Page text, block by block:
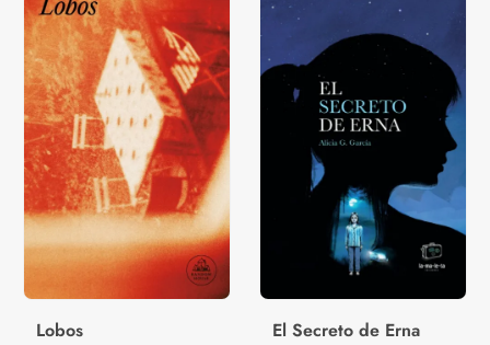
Lobos El Secreto de Erna